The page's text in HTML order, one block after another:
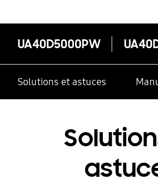
UA40D5000PW
Solutions et astuces